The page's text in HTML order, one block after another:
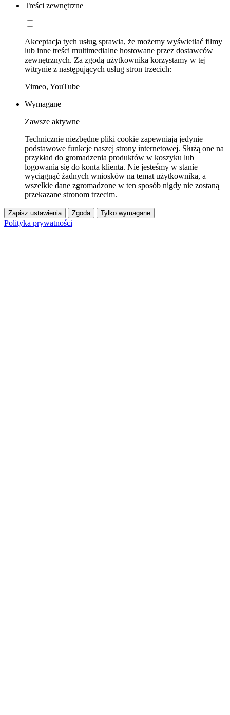
Treści zewnętrzne
Akceptacja tych usług sprawia, że możemy wyświetlać filmy
lub inne treści multimedialne hostowane przez dostawców
zewnętrznych. Za zgodą użytkownika korzystamy w tej
witrynie z następujących usług stron trzecich:
Vimeo, YouTube
Wymagane
Zawsze aktywne
Technicznie niezbędne pliki cookie zapewniają jedynie
podstawowe funkcje naszej strony internetowej. Służą one na
przykład do gromadzenia produktów w koszyku lub
logowania się do konta klienta. Nie jesteśmy w stanie
wyciągnąć żadnych wniosków na temat użytkownika, a
wszelkie dane zgromadzone w ten sposób nigdy nie zostaną
przekazane stronom trzecim.
Zapisz ustawienia Zgoda Tylko wymagane
Polityka prywatności